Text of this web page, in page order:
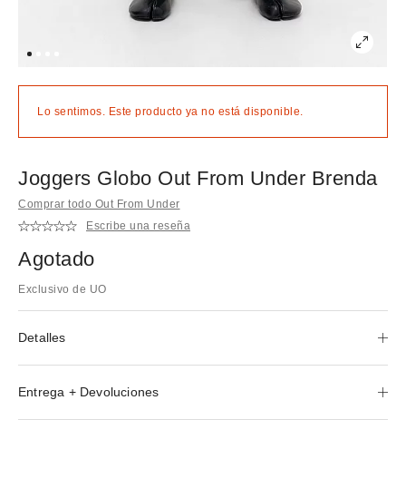
Lo sentimos. Este producto ya no está disponible.
Joggers Globo Out From Under Brenda
Comprar todo Out From Under
Escribe una reseña
Agotado
Exclusivo de UO
Detalles
Entrega + Devoluciones